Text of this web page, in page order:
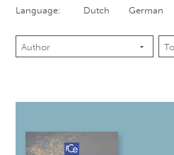
Language: Dutch German